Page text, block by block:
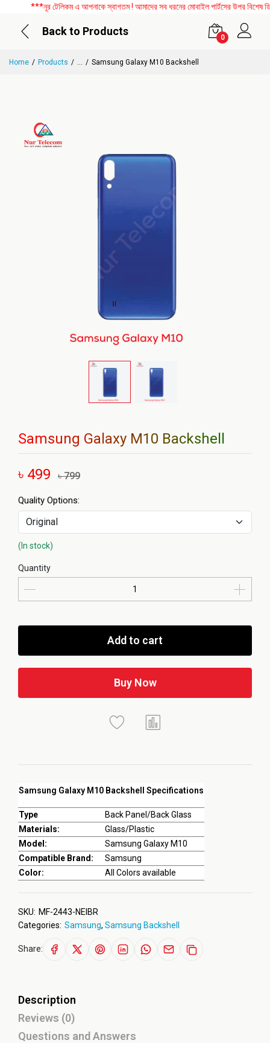
***নূর টেলিকম এ আপনাকে স্বাগতম ! আমাদের সব ধরনের মোবাইল পার্টসের উপর বিশেষ
Back to Products
0
Home Products ... Samsung Galaxy M10 Backshell
Samsung Galaxy M10 Backshell
৳ 499 ৳ 799
Samsung Galaxy M10 Backshell Specifications
Type
Back Panel/Back Glass
Materials:
Glass/Plastic
Model:
Samsung Galaxy M10
Compatible Brand:
Samsung
Color:
All Colors available
Quality Options:
(In stock)
Quantity
Add to cart
Buy Now
SKU: MF-2443-NEIBR
Categories: Samsung, Samsung Backshell
Share:
Description
Reviews (0)
Questions and Answers